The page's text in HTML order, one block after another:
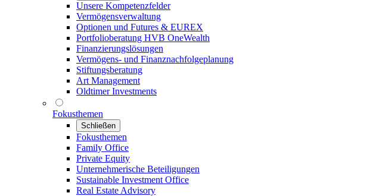
Unsere Kompetenzfelder
Vermögensverwaltung
Optionen und Futures & EUREX
Portfolioberatung HVB OneWealth
Finanzierungslösungen
Vermögens- und Finanznachfolgeplanung
Stiftungsberatung
Art Management
Oldtimer Investments
Fokusthemen
Schließen
Fokusthemen
Family Office
Private Equity
Unternehmerische Beteiligungen
Sustainable Investment Office
Real Estate Advisory